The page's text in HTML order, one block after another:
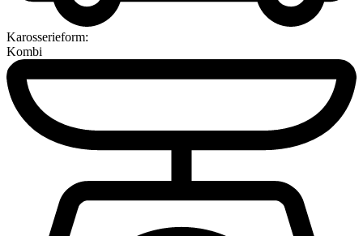
Karosserieform:
Kombi